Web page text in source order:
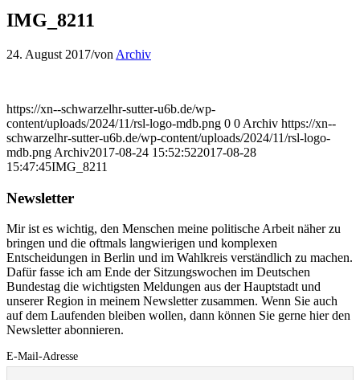
IMG_8211
24. August 2017/von Archiv
https://xn--schwarzelhr-sutter-u6b.de/wp-
content/uploads/2024/11/rsl-logo-mdb.png 0 0 Archiv https://xn--
schwarzelhr-sutter-u6b.de/wp-content/uploads/2024/11/rsl-logo-
mdb.png Archiv2017-08-24 15:52:522017-08-28
15:47:45IMG_8211
Newsletter
Mir ist es wichtig, den Menschen meine politische Arbeit näher zu
bringen und die oftmals langwierigen und komplexen
Entscheidungen in Berlin und im Wahlkreis verständlich zu machen.
Dafür fasse ich am Ende der Sitzungswochen im Deutschen
Bundestag die wichtigsten Meldungen aus der Hauptstadt und
unserer Region in meinem Newsletter zusammen. Wenn Sie auch
auf dem Laufenden bleiben wollen, dann können Sie gerne hier den
Newsletter abonnieren.
E-Mail-Adresse